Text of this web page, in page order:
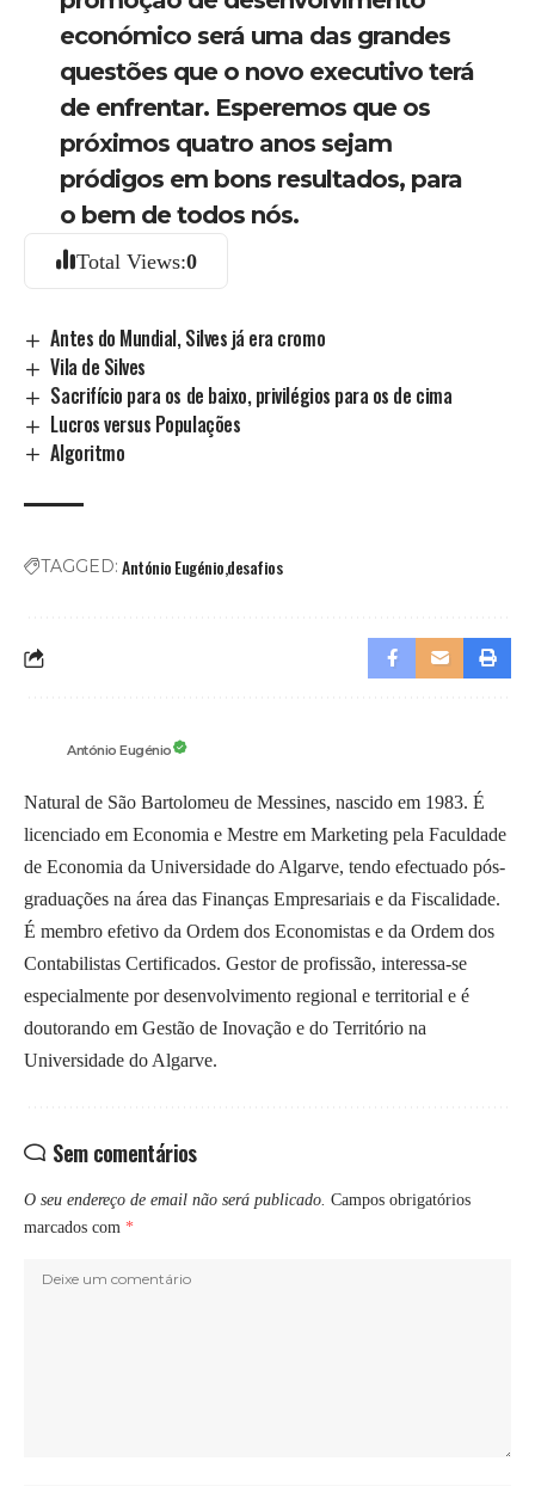
económico será uma das grandes
questões que o novo executivo terá
de enfrentar. Esperemos que os
próximos quatro anos sejam
pródigos em bons resultados, para
o bem de todos nós.
Total Views:0
Antes do Mundial, Silves já era cromo
Vila de Silves
Sacrifício para os de baixo, privilégios para os de cima
Lucros versus Populações
Algoritmo
TAGGED: António Eugéniodesafios
António Eugénio
Natural de São Bartolomeu de Messines, nascido em 1983. É
licenciado em Economia e Mestre em Marketing pela Faculdade
de Economia da Universidade do Algarve, tendo efectuado pós-
graduações na área das Finanças Empresariais e da Fiscalidade.
É membro efetivo da Ordem dos Economistas e da Ordem dos
Contabilistas Certificados. Gestor de profissão, interessa-se
especialmente por desenvolvimento regional e territorial e é
doutorando em Gestão de Inovação e do Território na
Universidade do Algarve.
Sem comentários
O seu endereço de email não será publicado. Campos obrigatórios
marcados com *